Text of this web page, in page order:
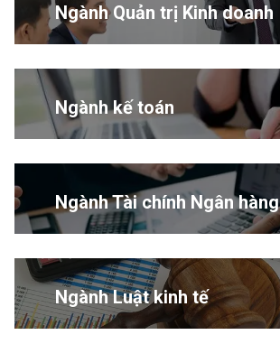
Ngành Quản trị Kinh doanh
Ngành kế toán
Ngành Tài chính Ngân hàng
Ngành Luật kinh tế